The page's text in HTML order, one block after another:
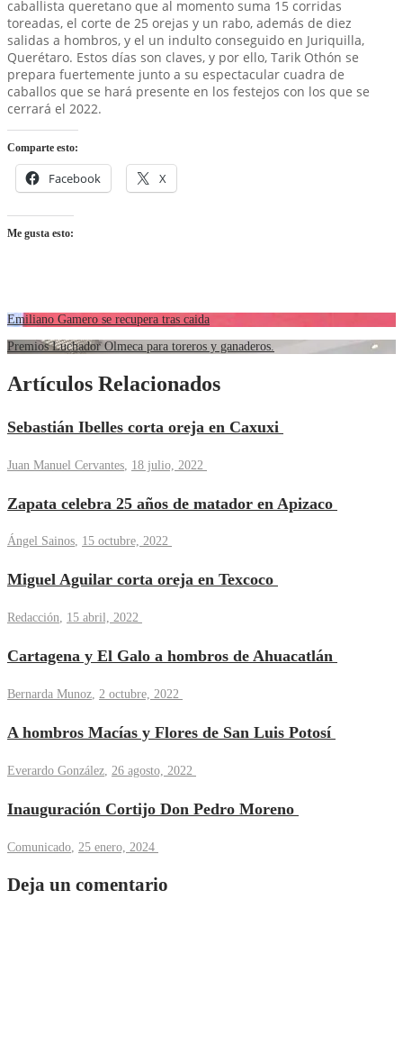
caballista queretano que al momento suma 15 corridas
toreadas, el corte de 25 orejas y un rabo, además de diez
salidas a hombros, y el un indulto conseguido en Juriquilla,
Querétaro. Estos días son claves, y por ello, Tarik Othón se
prepara fuertemente junto a su espectacular cuadra de
caballos que se hará presente en los festejos con los que se
cerrará el 2022.
Comparte esto:
Facebook X
Me gusta esto:
Emiliano Gamero se recupera tras caida
Premios Luchador Olmeca para toreros y ganaderos.
Artículos Relacionados
Sebastián Ibelles corta oreja en Caxuxi
Juan Manuel Cervantes 18 julio, 2022
Zapata celebra 25 años de matador en Apizaco
Ángel Sainos, 15 octubre, 2022
Miguel Aguilar corta oreja en Texcoco
Redacción, 15 abril, 2022
Cartagena y El Galo a hombros de Ahuacatlán
Bernarda Munoz, 2 octubre, 2022
A hombros Macías y Flores de San Luis Potosí
Everardo González, 26 agosto, 2022
Inauguración Cortijo Don Pedro Moreno
Comunicado 25 enero, 2024
Deja un comentario